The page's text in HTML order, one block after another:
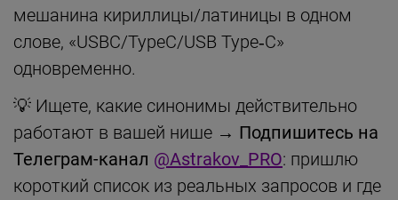
мешанина кириллицы/латиницы в одном
слове, «USBC/TypeC/USB Type‑C»
одновременно.
💡 Ищете, какие синонимы действительно
работают в вашей нише → Подпишитесь на
Телеграм-канал @Astrakov_PRO: пришлю
короткий список из реальных запросов и где